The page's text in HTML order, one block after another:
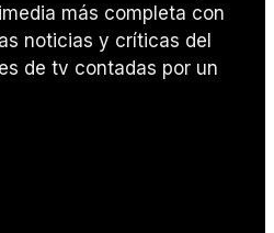
más completa con
noticias y críticas del
de tv contadas por un